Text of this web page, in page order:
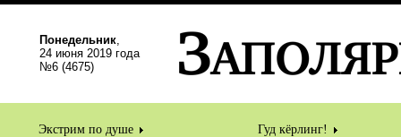
Понедельник,
24 июня 2019 года
№6 (4675)
Экстрим по душе Гуд кёрлинг!